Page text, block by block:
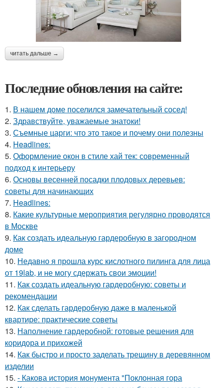
читать дальше →
Последние обновления на сайте:
1. В нашем доме поселился замечательный сосед!
2. Здравствуйте, уважаемые знатоки!
3. Съемные царги: что это такое и почему они полезны
4. Headlines:
5. Оформление окон в стиле хай тек: современный
подход к интерьеру
6. Основы весенней посадки плодовых деревьев:
советы для начинающих
7. Headlines:
8. Какие культурные мероприятия регулярно проводятся
в Москве
9. Как создать идеальную гардеробную в загородном
доме
10. Недавно я прошла курс кислотного пилинга для лица
от 19lab, и не могу сдержать свои эмоции!
11. Как создать идеальную гардеробную: советы и
рекомендации
12. Как сделать гардеробную даже в маленькой
квартире: практические советы
13. Наполнение гардеробной: готовые решения для
коридора и прихожей
14. Как быстро и просто заделать трещину в деревянном
изделии
15. - Какова история монумента "Поклонная гора